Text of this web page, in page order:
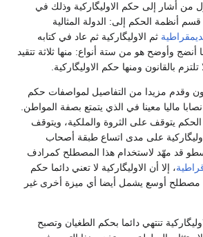
من أشار إلى حكم الاوليگاركية وذلك في
أنظمة الحكم إلى: الدولة المثالية
ثم الاوليگاركية ثم عاد في كتابه
وأوضح هو من ستة أنواع: منها ثلاثة تتقيد
تلتزم بالقانون ومنها حكم الاوليگاركية.
وقدم مزيدا من التفاصيل لمواصفات حكم
ماليا معينا في الذي يتمتع بصفة المواطن.
يتوقف على الثروة والملكية، ويتوقف
على مدى اتساع طبقة أصحاب
قد مهّد لاستخدام هذا المصطلح كمرادف
، إلا أن الاوليگاركية لا تعني دائما حكم
هي مصطلح أوسع يشمل أيضا أي ميزة أخرى غير
تنتهي دائما بحكم الطغيان وتصبح